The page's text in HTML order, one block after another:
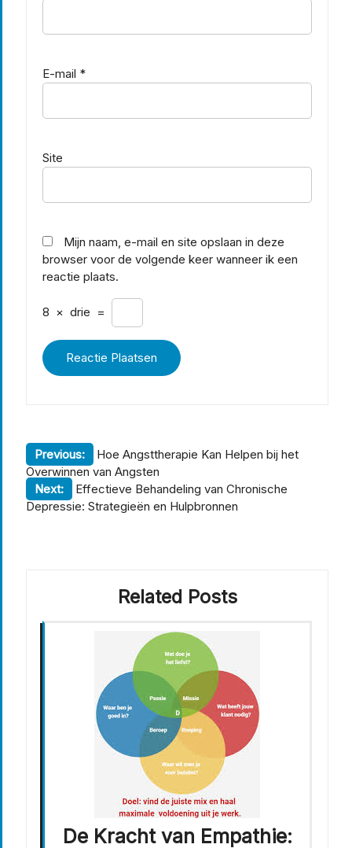
E-mail *
Site
Mijn naam, e-mail en site opslaan in deze
browser voor de volgende keer wanneer ik een
reactie plaats.
8 × drie =
Berichtnavigatie
Previous:
Hoe Angsttherapie Kan Helpen bij het
Overwinnen van Angsten
Next:
Effectieve Behandeling van Chronische
Depressie: Strategieën en Hulpbronnen
Related Posts
De Kracht van Empathie: